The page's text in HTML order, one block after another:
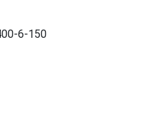
6-150